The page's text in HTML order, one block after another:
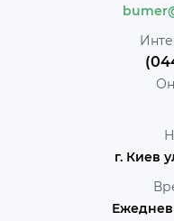
г. Киев